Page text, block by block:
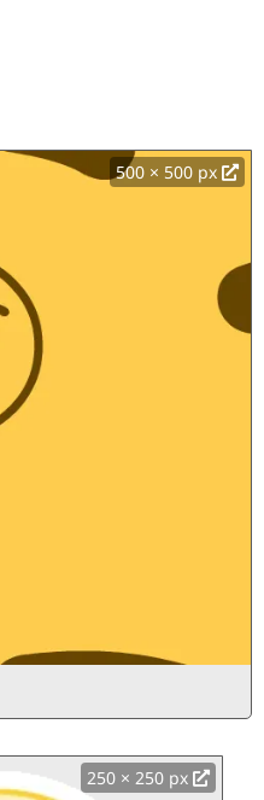
500 × 500 px
250 × 250 px